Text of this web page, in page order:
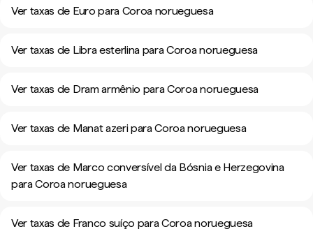
Ver taxas de Euro para Coroa norueguesa
Ver taxas de Libra esterlina para Coroa norueguesa
Ver taxas de Dram armênio para Coroa norueguesa
Ver taxas de Manat azeri para Coroa norueguesa
Ver taxas de Marco conversível da Bósnia e Herzegovina
para Coroa norueguesa
Ver taxas de Franco suíço para Coroa norueguesa